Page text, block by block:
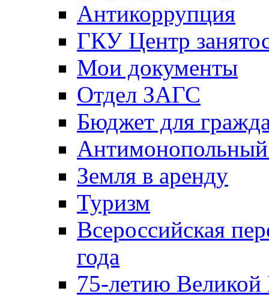
Антикоррупция
ГКУ Центр
Мои документы
Отдел ЗАГС
Бюджет для
Антимонопольный
Земля в аренду
Туризм
Всероссийская
года
75-летию